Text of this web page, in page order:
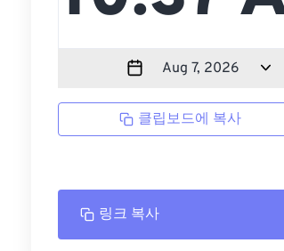
클립보드에 복사
링크 복사